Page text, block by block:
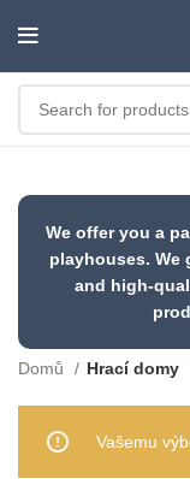
We offer you a
playhouses. We
and high-
Domů Hrací domy
Vašemu